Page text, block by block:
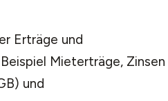
Erträge und
Mieterträge, Zinsen
und